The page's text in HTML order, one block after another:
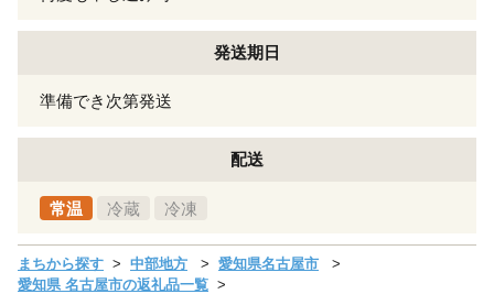
発送期日
準備でき次第発送
配送
常温 冷蔵 冷凍
まちから探す 中部地方
愛知県名古屋市
愛知県 名古屋市の返礼品一覧